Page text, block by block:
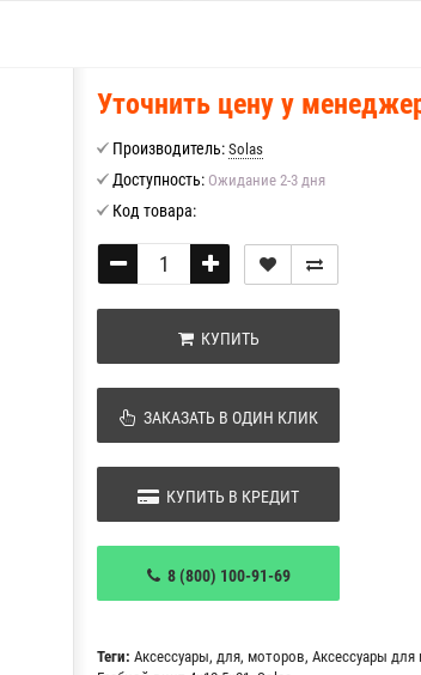
Уточнить цену у
Производитель: Solas
Доступность: Ожидание 2-3 дня
Код товара:
КУПИТЬ
ЗАКАЗАТЬ В ОДИН КЛИК
КУПИТЬ В КРЕДИТ
8 (800) 100-91-69
Теги: Аксессуары, для, моторов, Аксессуары для